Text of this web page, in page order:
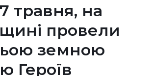
травня, на
провели
земною
Героїв